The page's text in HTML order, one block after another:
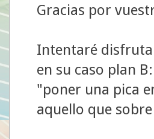
Gracias por
Intentaré
en su caso plan
"poner una pica
aquello que